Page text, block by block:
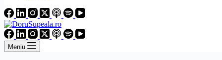
Meniu